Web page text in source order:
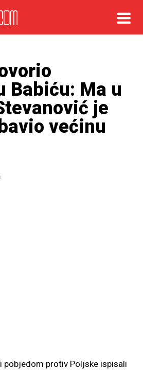
Babiću: Ma u
je
većinu
pobjedom protiv Poljske ispisali